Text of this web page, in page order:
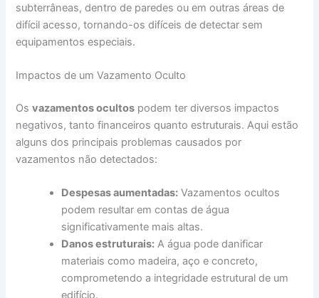
subterrâneas, dentro de paredes ou em outras áreas de
difícil acesso, tornando-os difíceis de detectar sem
equipamentos especiais.
Impactos de um Vazamento Oculto
Osvazamentos ocultos podem ter diversos impactos
negativos, tanto financeiros quanto estruturais. Aqui estão
alguns dos principais problemas causados por
vazamentos não detectados:
Despesas aumentadas: Vazamentos ocultos
podem resultar em contas de água
significativamente mais altas.
Danos estruturais: A água pode danificar
materiais como madeira, aço e concreto,
comprometendo a integridade estrutural de um
edifício.